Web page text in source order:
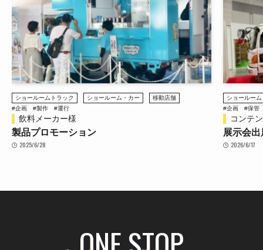
ショールームトラック
#企画
#保管 #整備
コンテンツ東京 2026
展示会出展
2026/6/17
ステージト
#企画
#保管
南鳩ヶ
ステー
2026/4/27